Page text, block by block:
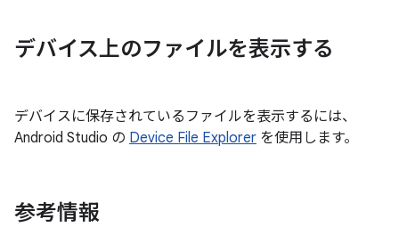
デバイス上のファイルを表示する
デバイスに保存されているファイルを表示するには、
Android Studio の Device File Explorer を使用します。
参考情報